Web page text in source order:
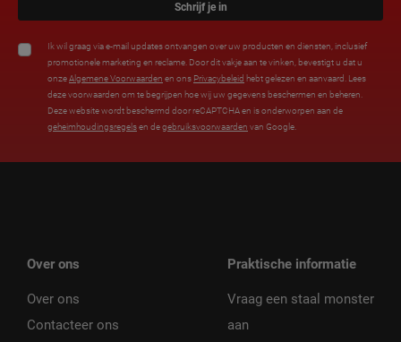
Schrijf je in
Ik wil graag via e-mail updates ontvangen over uw producten en diensten, inclusief
promotionele marketing en reclame. Door dit vakje aan te vinken, bevestigt u dat u
onzeAlgemene Voorwaarden en ons Privacybeleid hebt gelezen en aanvaard. Lees
deze voorwaarden om te begrijpen hoe wij uw gegevens beschermen en beheren.
Deze website wordt beschermd door reCAPTCHA en is onderworpen aan de
geheimhoudingsregelsen degebruiksvoorwaarden van Google.
Over ons
Over ons
Contacteer ons
Praktische informatie
Vraag een staal monster
aan